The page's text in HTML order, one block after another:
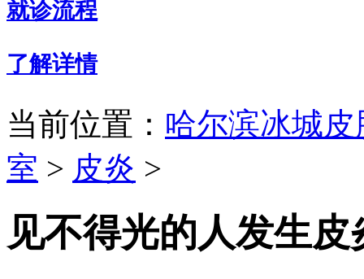
就诊流程
了解详情
当前位置： 哈尔滨冰城
室 > 皮炎 >
见不得光的人发生